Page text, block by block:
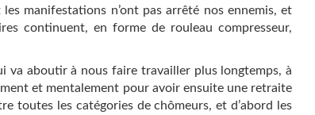
manifestations n’ont pas arrêté nos ennemis, et
continuent, en forme de rouleau compresseur,
va aboutir à nous faire travailler plus longtemps, à
et mentalement pour avoir ensuite une retraite
toutes les catégories de chômeurs, et d’abord les